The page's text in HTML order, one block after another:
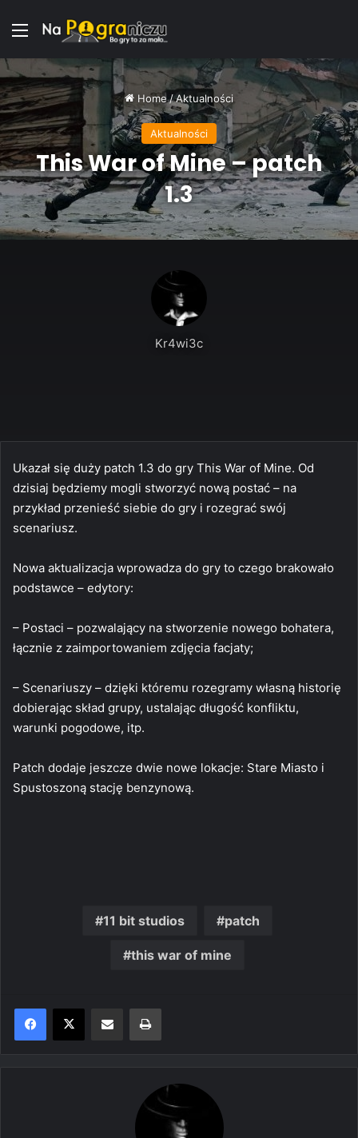
Menu
Home/Aktualności
Aktualności
This War of Mine – patch
1.3
Kr4wi3c
Ukazał się duży patch 1.3 do gry This War of Mine. Od
dzisiaj będziemy mogli stworzyć nową postać – na
przykład przenieść siebie do gry i rozegrać swój
scenariusz.
Nowa aktualizacja wprowadza do gry to czego brakowało
podstawce – edytory:
– Postaci – pozwalający na stworzenie nowego bohatera,
łącznie z zaimportowaniem zdjęcia facjaty;
– Scenariuszy – dzięki któremu rozegramy własną historię
dobierając skład grupy, ustalając długość konfliktu,
warunki pogodowe, itp.
Patch dodaje jeszcze dwie nowe lokacje: Stare Miasto i
Spustoszoną stację benzynową.
11 bit studios patch
this war of mine